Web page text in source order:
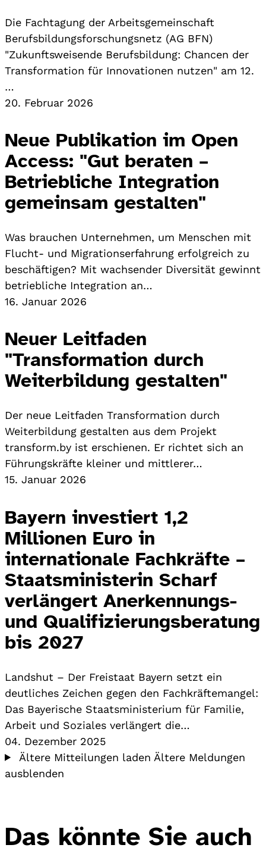
Die Fachtagung der Arbeitsgemeinschaft
Berufsbildungsforschungsnetz (AG BFN)
"Zukunftsweisende Berufsbildung: Chancen der
Transformation für Innovationen nutzen" am 12.
…
20. Februar 2026
Neue Publikation im Open
Access: "Gut beraten –
Betriebliche Integration
gemeinsam gestalten"
Was brauchen Unternehmen, um Menschen mit
Flucht- und Migrationserfahrung erfolgreich zu
beschäftigen? Mit wachsender Diversität gewinnt
betriebliche Integration an…
16. Januar 2026
Neuer Leitfaden
"Transformation durch
Weiterbildung gestalten"
Der neue Leitfaden Transformation durch
Weiterbildung gestalten aus dem Projekt
transform.by ist erschienen. Er richtet sich an
Führungskräfte kleiner und mittlerer…
15. Januar 2026
Bayern investiert 1,2
Millionen Euro in
internationale Fachkräfte –
Staatsministerin Scharf
verlängert Anerkennungs-
und Qualifizierungsberatung
bis 2027
Landshut – Der Freistaat Bayern setzt ein
deutliches Zeichen gegen den Fachkräftemangel:
Das Bayerische Staatsministerium für Familie,
Arbeit und Soziales verlängert die…
04. Dezember 2025
Ältere Mitteilungen laden Ältere Meldungen
ausblenden
Das könnte Sie auch